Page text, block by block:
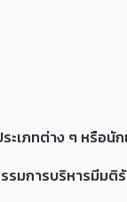
ต่าง ๆ หรือนักเ
ารบริหารมีมติรั